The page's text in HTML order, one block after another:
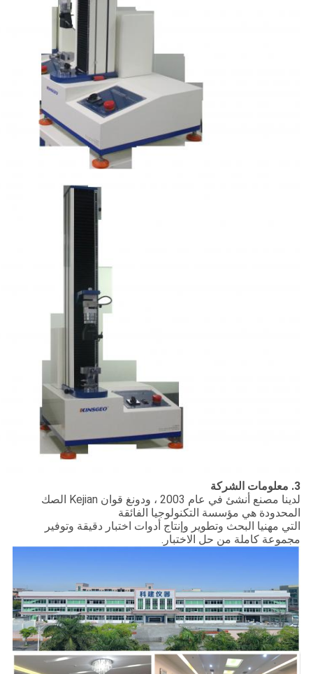
3. معلومات الشركة
لدينا مصنع أنشئ في عام 2003 ، ودونغ قوان Kejian الصك
المحدودة هي مؤسسة التكنولوجيا الفائقة
التي مهنيا البحث وتطوير وإنتاج أدوات اختبار دقيقة وتوفير
مجموعة كاملة من حل الاختبار.